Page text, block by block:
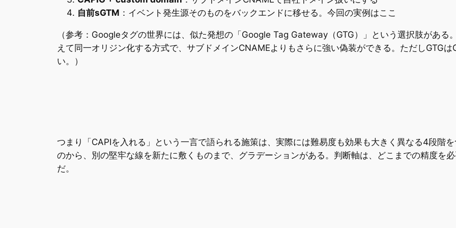
自前sGTM ：イベント発生源そのものをバックエンドに移せる。今回の実例はここ
（参考：Googleタグの世界には、似た発想の「Google Tag Gateway（GTG）」という選択肢があ
えて同一オリジン化する方式で、サブドメインCNAMEよりもさらに強い偽装ができる。ただしGTG
い。）
つまり「CAPIを入れる」という一言で語られる施策は、実際には難易度も効果も大きく異なる4段階
のから、別の堅牢な線を新たに敷くものまで、グラデーションがある。判断軸は、どこまでの精度を
だ。